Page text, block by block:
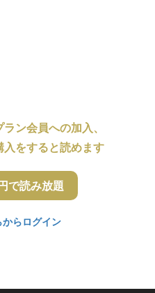
ン会員への加入、
入をすると読めます
で読み放題
からログイン